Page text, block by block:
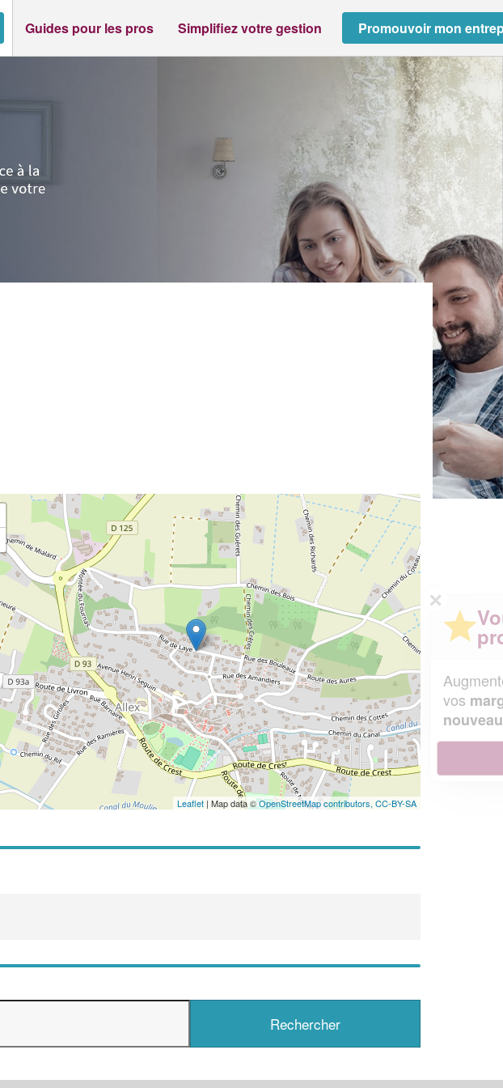
Guides pour les pros Simplifiez votre gestion Promouvoir mon
Leaflet | Map data ©OpenStreetMap contributors, CC-BY-SA
Vous êtes un
professionnel ?
Augmentez votrechiffre d'affaireset
vosmarges tout en gagnant de
nouveaux clients!
En savoir plus